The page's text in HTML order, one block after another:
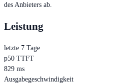
des Anbieters ab.
Leistung
letzte 7 Tage
p50 TTFT
829 ms
Ausgabegeschwindigkeit